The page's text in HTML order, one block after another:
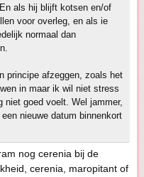
als hij blijft kotsen en/of
voor overleg, en als ie
normaal dan
principe afzeggen, zoals het
in maar ik wil niet stress
niet goed voelt. Wel jammer,
nieuwe datum binnenkort
nog cerenia bij de
cerenia, maropitant of